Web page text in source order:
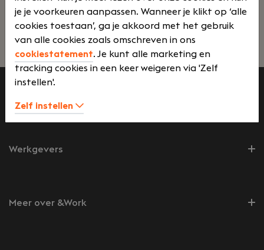
met behulp van PowerShell. In deze functie werk
je in opdracht van onze opdrachtgevers om de
synergie tussen cloud- en on-premise systemen te
optimaliseren en een geïntegreerde,
hoogwaardige IT-omgeving te waarborgen.
Lees verder>
Werknemers
Werkgevers
Meer over &Work
je je voorkeuren aanpassen. Wanneer je klikt op ‘alle
cookies toestaan’, ga je akkoord met het gebruik
van alle cookies zoals omschreven in ons
cookiestatement. Je kunt alle marketing en
tracking cookies in een keer weigeren via 'Zelf
instellen'.
Zelf instellen